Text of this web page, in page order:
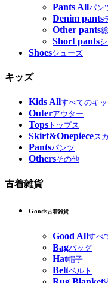
Pants Allパン
Denim pants
Other pants
Short pants
Shoesシューズ
キッズ
Kids Allすべてのキ
Outerアウター
Tops トップス
Skirt&Onepieceス
Pantsパンツ
Othersその他
古着雑貨
Goods古着雑貨
Good Allすべ
Bagバッグ
Hat帽子
Beltベルト